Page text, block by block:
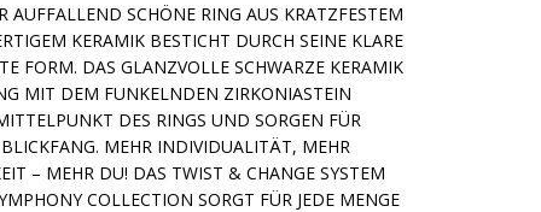
SCHÖNE RING AUS KRATZFESTEM U
KERAMIK BESTICHT DURCH SEINE KLARE U
FORM. DAS GLANZVOLLE SCHWARZE KERAMIK I
MIT DEM FUNKELNDEN ZIRKONIASTEIN B
DES RINGS UND SORGEN FÜR E
MEHR INDIVIDUALITÄT, MEHR P
– MEHR DU! DAS TWIST & CHANGE SYSTEM D
COLLECTION SORGT FÜR JEDE MENGE M